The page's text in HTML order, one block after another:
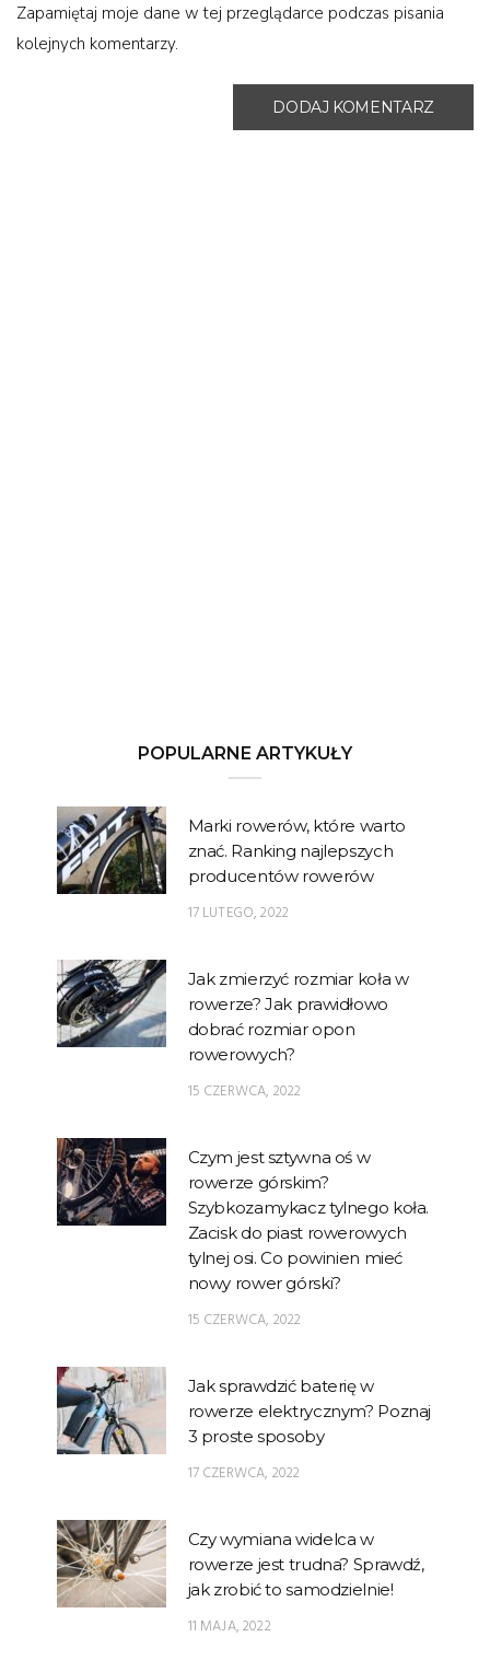
Zapamiętaj moje dane w tej przeglądarce podczas pisania
kolejnych komentarzy.
POPULARNE ARTYKUŁY
Marki rowerów, które warto
znać. Ranking najlepszych
producentów rowerów
17 LUTEGO, 2022
Jak zmierzyć rozmiar koła w
rowerze? Jak prawidłowo
dobrać rozmiar opon
rowerowych?
15 CZERWCA, 2022
Czym jest sztywna oś w
rowerze górskim?
Szybkozamykacz tylnego koła.
Zacisk do piast rowerowych
tylnej osi. Co powinien mieć
nowy rower górski?
15 CZERWCA, 2022
Jak sprawdzić baterię w
rowerze elektrycznym? Poznaj
3 proste sposoby
17 CZERWCA, 2022
Czy wymiana widelca w
rowerze jest trudna? Sprawdź,
jak zrobić to samodzielnie!
11 MAJA, 2022